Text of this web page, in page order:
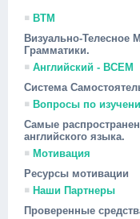
ВТМ
Визуально-Телесное
Грамматики.
Английский - ВСЕМ
Система
Вопросы по
Самые
английского языка.
Мотивация
Ресурсы мотивации
Наши Партнеры
Проверенные